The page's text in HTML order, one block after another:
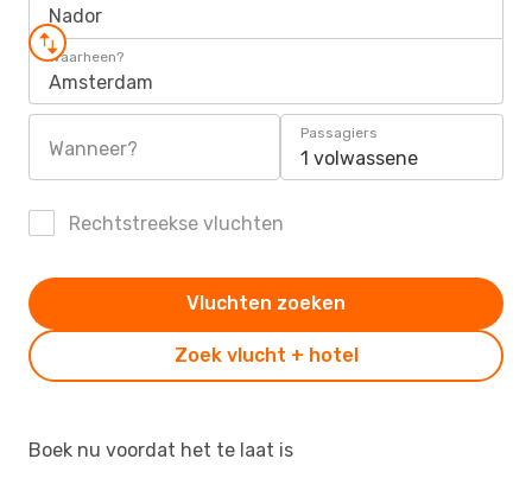
Nador
Waarheen?
Amsterdam
Wanneer?
Passagiers
1 volwassene
Rechtstreekse vluchten
Zoek vlucht + hotel
Vluchten zoeken
Boek nu voordat het te laat is